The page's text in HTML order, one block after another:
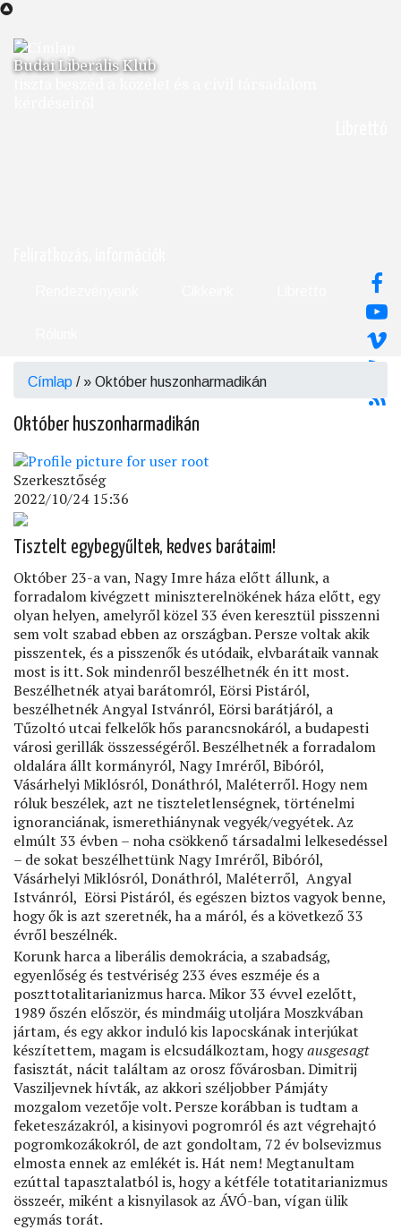
Ugrás
tartalomra
Budai Liberális Klub
Morzsa
Címlap / Október huszonharmadikán
Október huszonharmadikán
Szerkesztőség
2022/10/24 15:36
Tisztelt egybegyűltek, kedves barátaim!
Október 23-a van, Nagy Imre háza előtt állunk, a
forradalom kivégzett miniszterelnökének háza előtt, egy
olyan helyen, amelyről közel 33 éven keresztül pisszenni
sem volt szabad ebben az országban. Persze voltak akik
pisszentek, és a pisszenők és utódaik, elvbarátaik vannak
most is itt. Sok mindenről beszélhetnék én itt most.
Beszélhetnék atyai barátomról, Eörsi Pistáról,
beszélhetnék Angyal Istvánról, Eörsi barátjáról, a
Tűzoltó utcai felkelők hős parancsnokáról, a budapesti
városi gerillák összességéről. Beszélhetnék a forradalom
oldalára állt kormányról, Nagy Imréről, Bibóról,
Vásárhelyi Miklósról, Donáthról, Maléterről. Hogy nem
róluk beszélek, azt ne tiszteletlenségnek, történelmi
ignoranciának, ismerethiánynak vegyék/vegyétek. Az
elmúlt 33 évben – noha csökkenő társadalmi lelkesedéssel
– de sokat beszélhettünk Nagy Imréről, Bibóról,
Vásárhelyi Miklósról, Donáthról, Maléterről, Angyal
Istvánról, Eörsi Pistáról, és egészen biztos vagyok benne,
hogy ők is azt szeretnék, ha a máról, és a következő 33
évről beszélnék.
Korunk harca a liberális demokrácia, a szabadság,
egyenlőség és testvériség 233 éves eszméje és a
poszttotalitarianizmus harca. Mikor 33 évvel ezelőtt,
1989 őszén először, és mindmáig utoljára Moszkvában
jártam, és egy akkor induló kis lapocskának interjúkat
készítettem, magam is elcsudálkoztam, hogyausgesagt
fasisztát, nácit találtam az orosz fővárosban. Dimitrij
Vasziljevnek hívták, az akkori széljobber Pámjáty
mozgalom vezetője volt. Persze korábban is tudtam a
feketeszázakról, a kisinyovi pogromról és azt végrehajtó
pogromkozákokról, de azt gondoltam, 72 év bolsevizmus
elmosta ennek az emlékét is. Hát nem! Megtanultam
ezúttal tapasztalatból is, hogy a kétféle totatitarianizmus
összeér, miként a kisnyilasok az ÁVÓ-ban, vígan ülik
egymás torát.